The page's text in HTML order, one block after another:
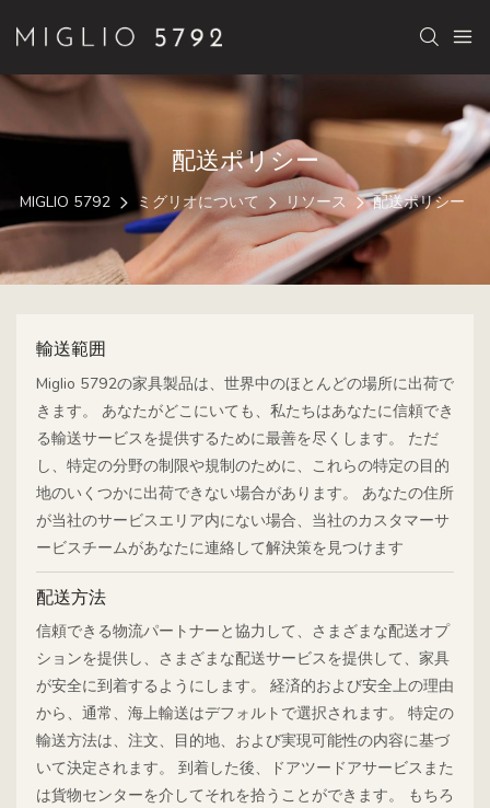
配送ポリシー
MIGLIO 5792 ミグリオについて リソース 配送ポリシー
輸送範囲
Miglio 5792の家具製品は、世界中のほとんどの場所に出荷で
きます。 あなたがどこにいても、私たちはあなたに信頼でき
る輸送サービスを提供するために最善を尽くします。 ただ
し、特定の分野の制限や規制のために、これらの特定の目的
地のいくつかに出荷できない場合があります。 あなたの住所
が当社のサービスエリア内にない場合、当社のカスタマーサ
ービスチームがあなたに連絡して解決策を見つけます
配送方法
信頼できる物流パートナーと協力して、さまざまな配送オプ
ションを提供し、さまざまな配送サービスを提供して、家具
が安全に到着するようにします。 経済的および安全上の理由
から、通常、海上輸送はデフォルトで選択されます。 特定の
輸送方法は、注文、目的地、および実現可能性の内容に基づ
いて決定されます。 到着した後、ドアツードアサービスまた
は貨物センターを介してそれを拾うことができます。 もちろ